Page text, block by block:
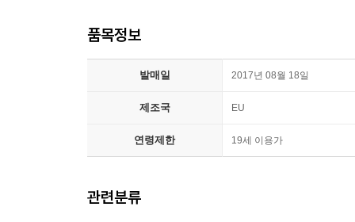
품목정보
발매일 2017년 08월 18일
제조국 EU
연령제한 19세 이용가
관련분류